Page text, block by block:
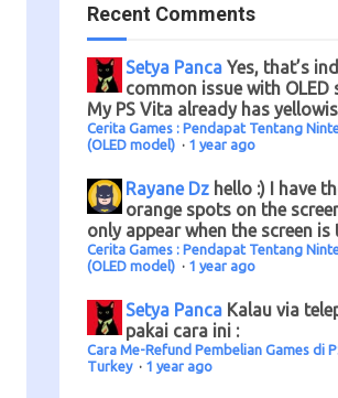
Recent Comments
Setya Panca Yes, that’s
common issue with OLED
My PS Vita already has
Cerita Games : Pendapat Tentang
(OLED model) · 1 year ago
Rayane Dz hello :) I have
orange spots on the
only appear when the screen is
Cerita Games : Pendapat Tentang
(OLED model) · 1 year ago
Setya Panca Kalau via
pakai cara ini :
Cara Me-Refund Pembelian Games di
Turkey · 1 year ago